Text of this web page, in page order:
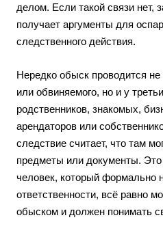
делом. Если такой связи нет,
получает аргументы для
следственного действия.
Нередко обыск проводится не
или обвиняемого, но и у
родственников, знакомых,
арендаторов или
следствие считает, что там
предметы или документы. Это
человек, который формально
ответственности, всё равно
обыском и должен понимать